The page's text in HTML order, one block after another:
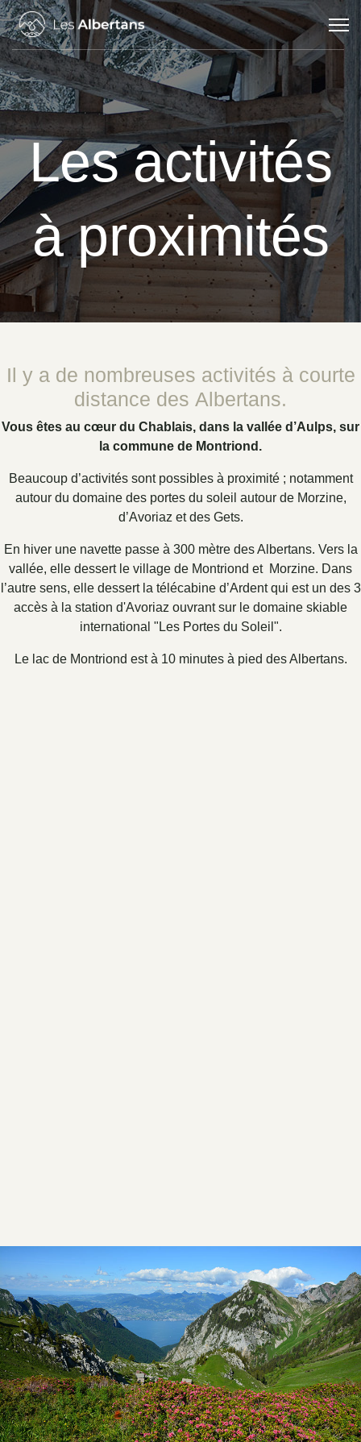
Les activités
à proximités
Il y a de nombreuses activités à courte
distance des Albertans.
Vous êtes au cœur du Chablais, dans la vallée d’Aulps, sur
la commune de Montriond.
Beaucoup d’activités sont possibles à proximité ; notamment
autour du domaine des portes du soleil autour de Morzine,
d’Avoriaz et des Gets.
En hiver une navette passe à 300 mètre des Albertans. Vers la
vallée, elle dessert le village de Montriond et Morzine. Dans
l’autre sens, elle dessert la télécabine d’Ardent qui est un des 3
accès à la station d'Avoriaz ouvrant sur le domaine skiable
international "Les Portes du Soleil".
Le lac de Montriond est à 10 minutes à pied des Albertans.